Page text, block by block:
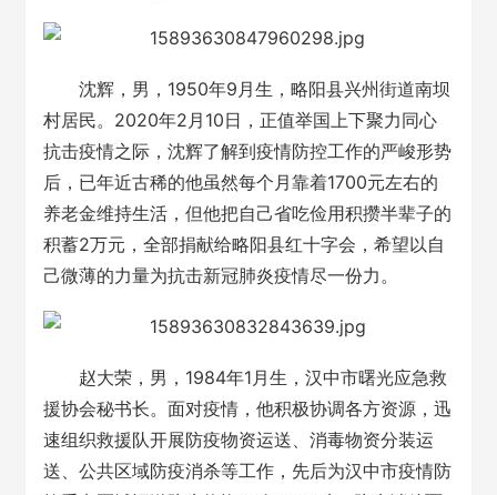
沈辉，男，1950年9月生，略阳县兴州街道南坝
村居民。2020年2月10日，正值举国上下聚力同心
抗击疫情之际，沈辉了解到疫情防控工作的严峻形势
后，已年近古稀的他虽然每个月靠着1700元左右的
养老金维持生活，但他把自己省吃俭用积攒半辈子的
积蓄2万元，全部捐献给略阳县红十字会，希望以自
己微薄的力量为抗击新冠肺炎疫情尽一份力。
赵大荣，男，1984年1月生，汉中市曙光应急救
援协会秘书长。面对疫情，他积极协调各方资源，迅
速组织救援队开展防疫物资运送、消毒物资分装运
送、公共区域防疫消杀等工作，先后为汉中市疫情防